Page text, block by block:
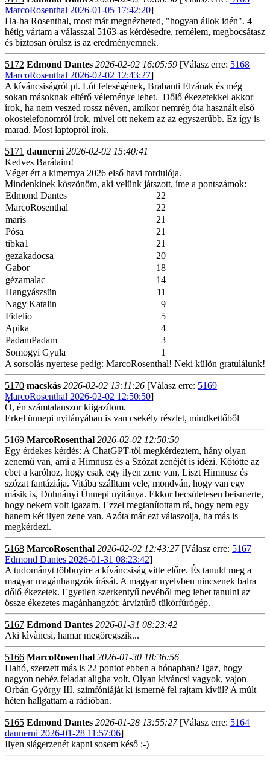
MarcoRosenthal 2026-01-05 17:42:20]
Ha-ha Rosenthal, most már megnézheted, "hogyan állok idén". 4
hétig vártam a válasszal 5163-as kérdésedre, remélem, megbocsátasz
és biztosan örülsz is az eredményemnek.
5172 Edmond Dantes 2026-02-02 16:05:59 [Válasz erre: 5168
MarcoRosenthal 2026-02-02 12:43:27]
A kíváncsiságról pl. Lót feleségének, Brabanti Elzának és még
sokan másoknak eltérő véleménye lehet. Dőlő ékezetekkel akkor
írok, ha nem veszed rossz néven, amikor nemrég óta használt első
okostelefonomról írok, mivel ott nekem az az egyszerűbb. Ez így is
marad. Most laptopról írok.
5171 daunerni 2026-02-02 15:40:41
Kedves Barátaim!
Véget ért a kimernya 2026 első havi fordulója.
Mindenkinek köszönöm, aki velünk játszott, íme a pontszámok:
Edmond Dantes
22
MarcoRosenthal
22
maris
21
Pósa
21
tibka1
21
gezakadocsa
20
Gabor
18
gézamalac
14
Hangyászsün
11
Nagy Katalin
9
Fidelio
5
Apika
4
PadamPadam
3
Somogyi Gyula
1
A sorsolás nyertese pedig: MarcoRosenthal! Neki külön gratulálunk!
5170 macskás 2026-02-02 13:11:26 [Válasz erre: 5169
MarcoRosenthal 2026-02-02 12:50:50]
Ó, én számtalanszor kiigazítom.
Erkel ünnepi nyitányában is van csekély részlet, mindkettőből
5169 MarcoRosenthal 2026-02-02 12:50:50
Egy érdekes kérdés: A ChatGPT-től megkérdeztem, hány olyan
zenemű van, ami a Himnusz és a Szózat zenéjét is idézi. Kötötte az
ebet a karóhoz, hogy csak egy ilyen zene van, Liszt Himnusz és
szózat fantáziája. Vitába szálltam vele, mondván, hogy van egy
másik is, Dohnányi Ünnepi nyitánya. Ekkor becsületesen beismerte,
hogy nekem volt igazam. Ezzel megtanítottam rá, hogy nem egy
hanem két ilyen zene van. Azóta már ezt válaszolja, ha más is
megkérdezi.
5168 MarcoRosenthal 2026-02-02 12:43:27[Válasz erre: 5167
Edmond Dantes 2026-01-31 08:23:42]
A tudományt többnyire a kíváncsiság vitte előre. És tanuld meg a
magyar magánhangzók írását. A magyar nyelvben nincsenek balra
dőlő ékezetek. Egyetlen szerkentyű nevéből meg lehet tanulni az
össze ékezetes magánhangzót: árvíztűrő tükörfúrógép.
5167 Edmond Dantes 2026-01-31 08:23:42
Aki kìvàncsi, hamar megöregszik...
5166 MarcoRosenthal 2026-01-30 18:36:56
Hahó, szerzett más is 22 pontot ebben a hónapban? Igaz, hogy
nagyon nehéz feladat aligha volt. Olyan kíváncsi vagyok, vajon
Orbán György III. szimfóniáját ki ismerné fel rajtam kívül? A múlt
héten hallgattam a rádióban.
5165 Edmond Dantes 2026-01-28 13:55:27[Válasz erre: 5164
daunerni 2026-01-28 11:57:06]
Ilyen slágerzenét kapni sosem késő :-)